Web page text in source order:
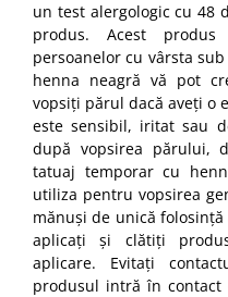
un test alergologic cu 48
produs. Acest
persoanelor cu vârsta
henna neagră vă pot
vopsiți părul dacă aveți o
este sensibil, iritat sau
după vopsirea părului,
tatuaj temporar cu
utiliza pentru vopsirea
mănuși de unică
aplicați și clătiți
aplicare. Evitați
produsul intră în